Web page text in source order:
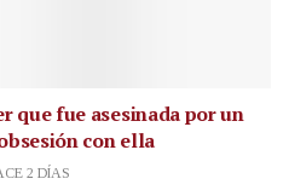
que fue asesinada por un
con ella
2 DÍAS